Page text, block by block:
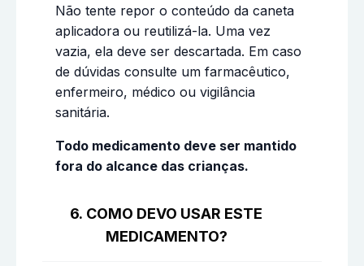
Não tente repor o conteúdo da caneta
aplicadora ou reutilizá-la. Uma vez
vazia, ela deve ser descartada. Em caso
de dúvidas consulte um farmacêutico,
enfermeiro, médico ou vigilância
sanitária.
Todo medicamento deve ser mantido
fora do alcance das crianças.
6. COMO DEVO USAR ESTE
MEDICAMENTO?